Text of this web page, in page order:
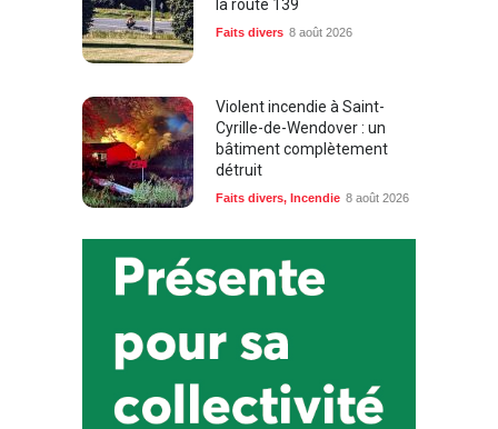
la route 139
Faits divers 8 août 2026
Violent incendie à Saint-
Cyrille-de-Wendover : un
bâtiment complètement
détruit
Faits divers, Incendie 8 août 2026